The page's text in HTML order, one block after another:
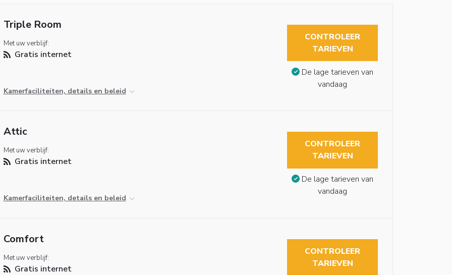
Triple Room
Met uw verblijf:
Gratis internet
Kamerfaciliteiten, details en beleid
CONTROLEER
TARIEVEN
De lage tarieven van
vandaag
Attic
Met uw verblijf:
Gratis internet
Kamerfaciliteiten, details en beleid
CONTROLEER
TARIEVEN
De lage tarieven van
vandaag
Comfort
Met uw verblijf:
Gratis internet
CONTROLEER
TARIEVEN